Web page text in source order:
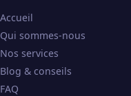
Accueil
Qui sommes-nous
Nos services
Blog & conseils
FAQ